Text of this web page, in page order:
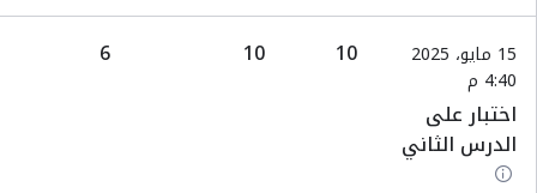
15 مايو، 2025
4:40 م
اختبار على
الدرس الثاني
10
10
6